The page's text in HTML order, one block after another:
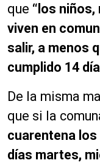
que “los
viven en
salir, a menos
cumplido 14
De la misma
que si la
cuarentena
días martes,